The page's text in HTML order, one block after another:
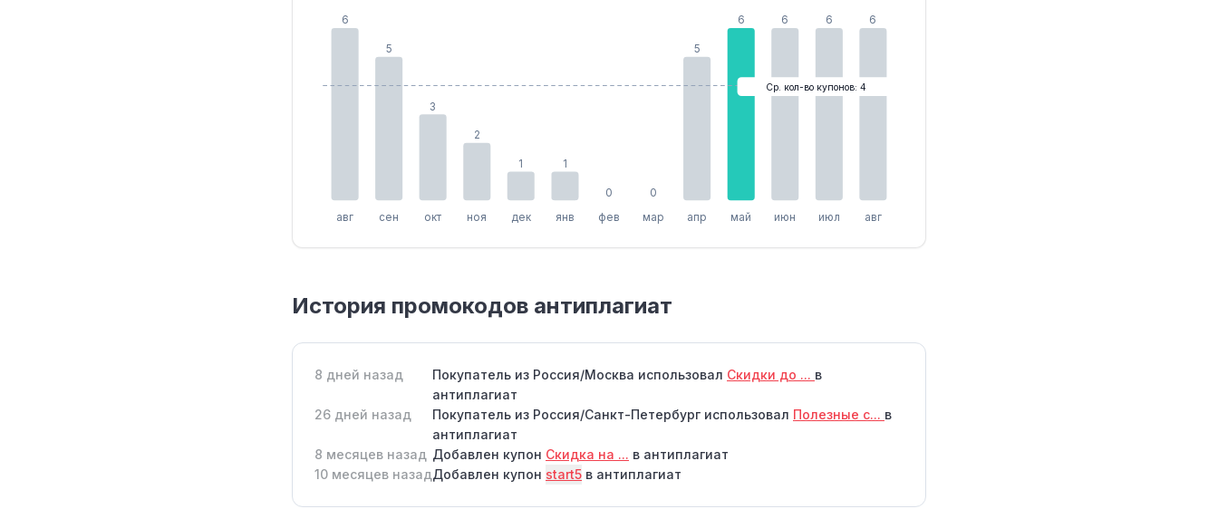
6
авг
5
сен
3
окт
2
ноя
1
дек
1
янв
0
фев
0
мар
5
апр
6
май
6
июн
6
июл
6
авг
Ср. кол-во купонов: 4
История промокодов антиплагиат
8 дней назад Покупатель из Россия/Москва использовал Скидки до ... в
антиплагиат
26 дней назад
Покупатель из Россия/Санкт-Петербург использовал Полезные с... в
антиплагиат
8 месяцев назад Добавлен купон Скидка на ... в антиплагиат
10 месяцев назадДобавлен купон start5 в антиплагиат